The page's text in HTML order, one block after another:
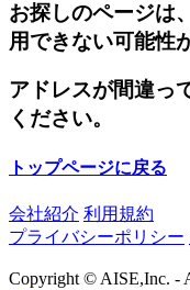
お探しのページは
用できない可能性
アドレスが間違っ
ください。
トップページに戻る
会社紹介 利用規約
プライバシーポリシー
Copyright © AISE,Inc. -